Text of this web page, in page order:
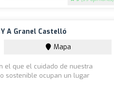
A Granel Castelló
Mapa
el que el cuidado de nuestra
sostenible ocupan un lugar